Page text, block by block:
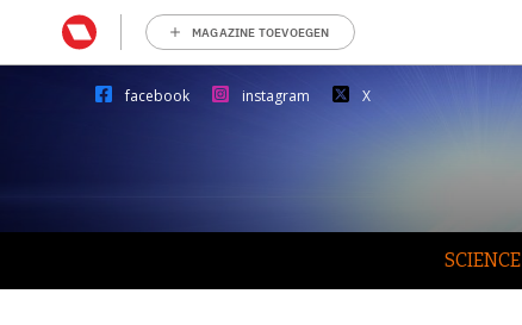
MAGAZINE TOEVOEGEN
facebook instagram X
SCIENCE